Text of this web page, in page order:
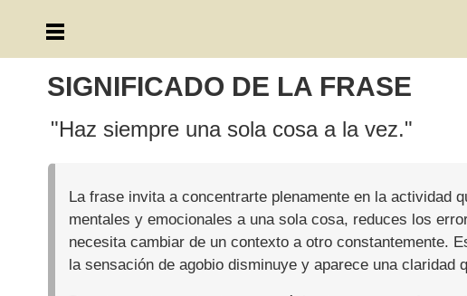
SIGNIFICADO DE LA FRASE
"Haz siempre una sola cosa a la vez."
La frase invita a concentrarte plenamente en la actividad
mentales y emocionales a una sola cosa, reduces los
necesita cambiar de un contexto a otro constantemente.
la sensación de agobio disminuye y aparece una claridad